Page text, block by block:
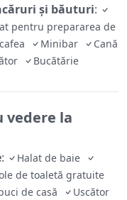
și băuturi:
pentru prepararea de
Minibar
Cană
Bucătărie
vedere la
:
Halat de baie
de toaletă gratuite
de casă
Uscător